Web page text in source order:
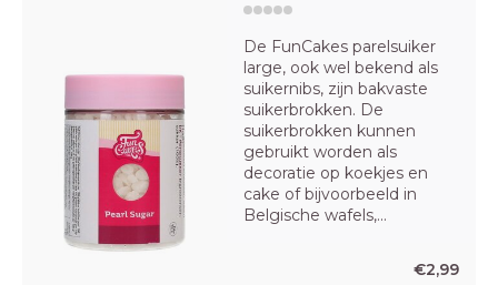
De FunCakes parelsuiker
large, ook wel bekend als
suikernibs, zijn bakvaste
suikerbrokken. De
suikerbrokken kunnen
gebruikt worden als
decoratie op koekjes en
cake of bijvoorbeeld in
Belgische wafels,...
€2,99